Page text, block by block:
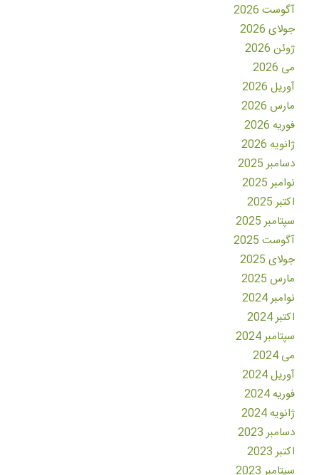
آگوست 2026
جولای 2026
ژوئن 2026
می 2026
آوریل 2026
مارس 2026
فوریه 2026
ژانویه 2026
دسامبر 2025
نوامبر 2025
اکتبر 2025
سپتامبر 2025
آگوست 2025
جولای 2025
مارس 2025
نوامبر 2024
اکتبر 2024
سپتامبر 2024
می 2024
آوریل 2024
فوریه 2024
ژانویه 2024
دسامبر 2023
اکتبر 2023
سپتامبر 2023